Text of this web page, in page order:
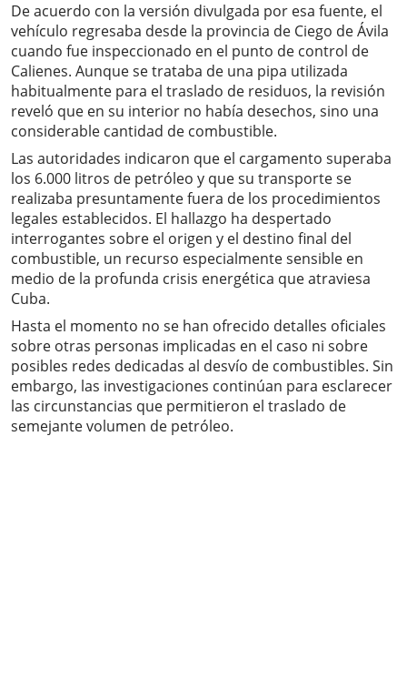
De acuerdo con la versión divulgada por esa fuente, el
vehículo regresaba desde la provincia de Ciego de Ávila
cuando fue inspeccionado en el punto de control de
Calienes. Aunque se trataba de una pipa utilizada
habitualmente para el traslado de residuos, la revisión
reveló que en su interior no había desechos, sino una
considerable cantidad de combustible.
Las autoridades indicaron que el cargamento superaba
los 6.000 litros de petróleo y que su transporte se
realizaba presuntamente fuera de los procedimientos
legales establecidos. El hallazgo ha despertado
interrogantes sobre el origen y el destino final del
combustible, un recurso especialmente sensible en
medio de la profunda crisis energética que atraviesa
Cuba.
Hasta el momento no se han ofrecido detalles oficiales
sobre otras personas implicadas en el caso ni sobre
posibles redes dedicadas al desvío de combustibles. Sin
embargo, las investigaciones continúan para esclarecer
las circunstancias que permitieron el traslado de
semejante volumen de petróleo.